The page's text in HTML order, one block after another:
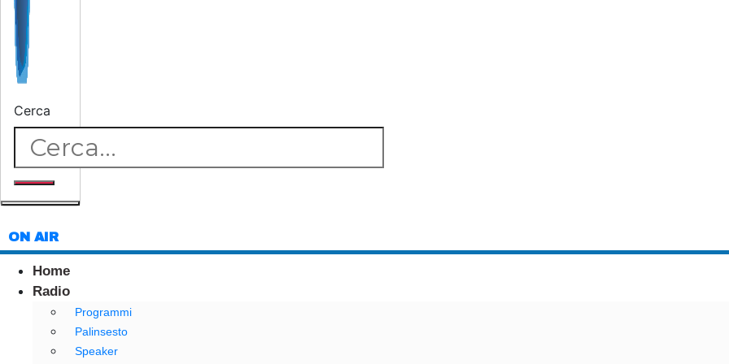
Cerca
ON AIR
Home
Radio
Programmi
Palinsesto
Speaker